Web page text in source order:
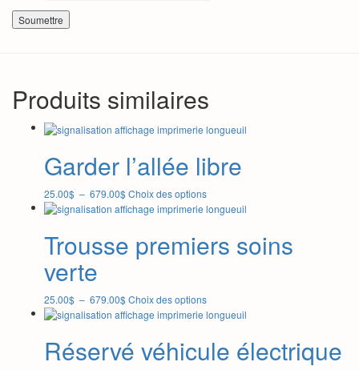
Produits similaires
Garder l’allée libre
25.00$ – 679.00$Plage
de
prix :
à
679.00$
Choix des optionsCe
produit
variations.
être
choisies
la
page
Trousse premiers soins
verte
25.00$ – 679.00$Plage
de
prix :
à
Choix des optionsCe
produit
variations.
Réservé véhicule électrique